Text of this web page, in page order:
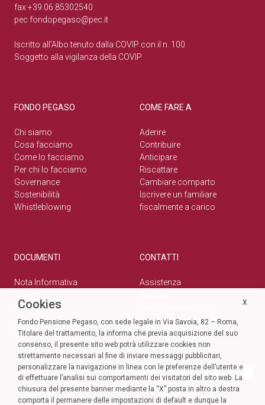
fax +39.06.85302540
pec fondopegaso@pec.it
Iscritto all’Albo tenuto dalla COVIP con il n. 100
Soggetto alla vigilanza della COVIP
FONDO PEGASO
Chi siamo
Cosa facciamo
Come lo facciamo
Per chi lo facciamo
Governance
Sostenibilità
Whistleblowing
COME FARE A
Aderire
Contribuire
Anticipare
Riscattare
Cambiare comparto
Iscrivere un familiare
fiscalmente a carico
DOCUMENTI
Nota Informativa
Normativa
Bilanci
Modulistica
Circolari
CONTATTI
Assistenza
Privacy e cookie policy
SOCIAL
X
Cookies
Fondo Pensione Pegaso, con sede legale in Via Savoia, 82 – Roma,
Titolare del trattamento, la informa che previa acquisizione del suo
consenso, il presente sito web potrà utilizzare cookies non
strettamente necessari al fine di inviare messaggi pubblicitari,
personalizzare la navigazione in linea con le preferenze dell’utente e
di effettuare l’analisi sui comportamenti dei visitatori del sito web. La
chiusura del presente banner mediante la “X” posta in altro a destra
comporta il permanere delle impostazioni di default e dunque la